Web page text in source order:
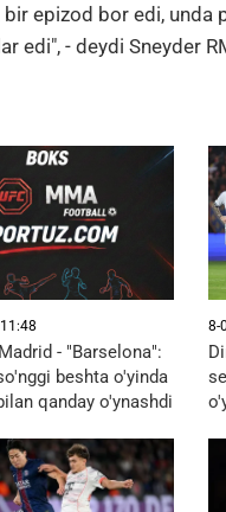
epizod bor edi, unda
edi", - deydi Sneyder
- "Barselona":
beshta o'yinda
qanday o'ynashdi
8-